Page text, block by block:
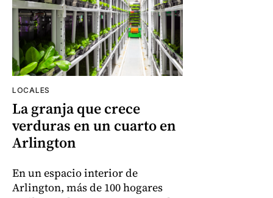
LOCALES
La granja que crece
verduras en un cuarto en
Arlington
En un espacio interior de
Arlington, más de 100 hogares